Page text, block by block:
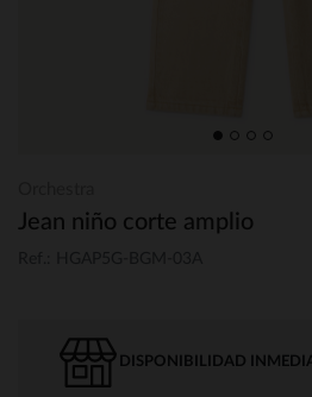
Jean niño corte amplio
DISPONIBILIDAD